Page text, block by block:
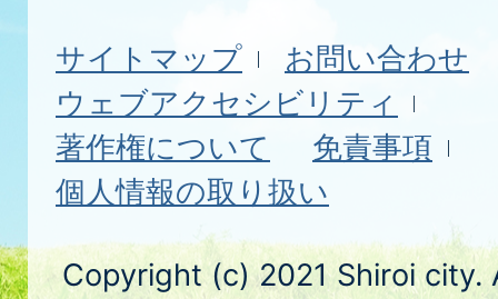
サイトマップ
お問い合わせ
ウェブアクセシビリティ
著作権について
免責事項
個人情報の取り扱い
Copyright (c) 2021 Shiroi city.